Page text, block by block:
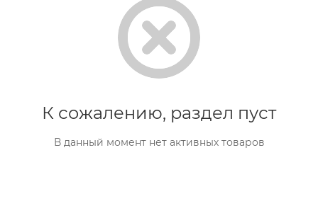
К сожалению, раздел пуст
В данный момент нет активных товаров